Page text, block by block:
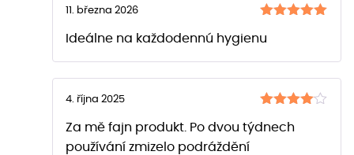
5
11. března 2026
Ideálne na každodennú hygienu
4 z 5
4. října 2025
Za mě fajn produkt. Po dvou týdnech
používání zmizelo podráždění